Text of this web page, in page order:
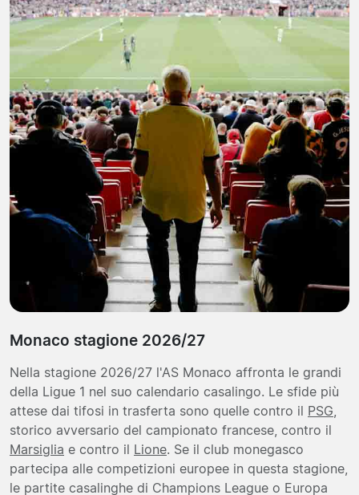
Monaco stagione 2026/27
Nella stagione 2026/27 l'AS Monaco affronta le grandi
della Ligue 1 nel suo calendario casalingo. Le sfide più
attese dai tifosi in trasferta sono quelle contro il PSG
storico avversario del campionato francese, contro il
Marsiglia e contro il Lione. Se il club monegasco
partecipa alle competizioni europee in questa stagione,
le partite casalinghe di Champions League o Europa